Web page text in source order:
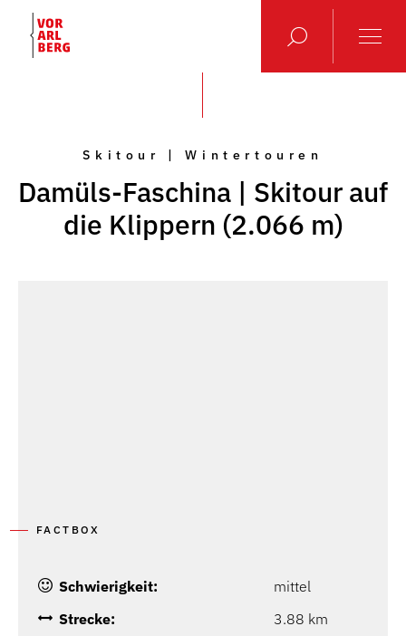
Skitour | Wintertouren
Damüls-Faschina | Skitour auf
die Klippern (2.066 m)
FACTBOX
Schwierigkeit:
mittel
Strecke:
3.88 km